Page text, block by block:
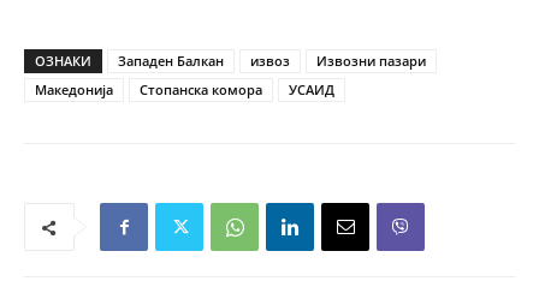
ОЗНАКИ Западен Балкан извоз
Извозни пазари
Македонија
Стопанска комора УСАИД